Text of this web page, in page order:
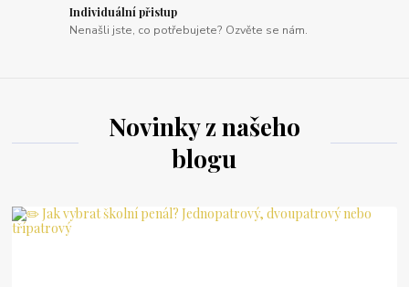
Individuální přistup
Nenašli jste, co potřebujete? Ozvěte se nám.
Novinky z našeho
blogu